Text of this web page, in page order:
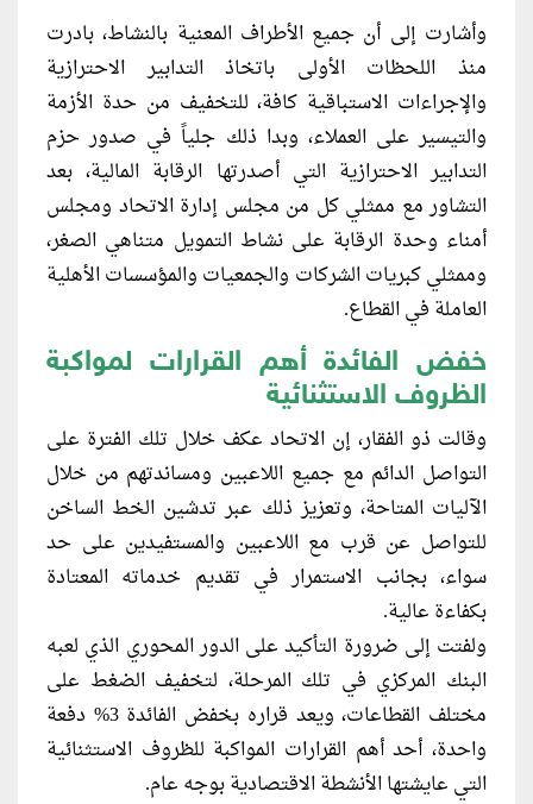
وأشارت إلى أن جميع الأطراف المعنية بالنشاط، بادرت
منذ اللحظات الأولى باتخاذ التدابير الاحترازية
والإجراءات الاستباقية كافة، للتخفيف من حدة الأزمة
والتيسير على العملاء، وبدا ذلك جلياً في صدور حزم
التدابير الاحترازية التي أصدرتها الرقابة المالية، بعد
التشاور مع ممثلي كل من مجلس إدارة الاتحاد ومجلس
أمناء وحدة الرقابة على نشاط التمويل متناهي الصغر،
وممثلي كبريات الشركات والجمعيات والمؤسسات الأهلية
العاملة في القطاع.
خفض الفائدة أهم القرارات لمواكبة
الظروف الاستثنائية
وقالت ذو الفقار، إن الاتحاد عكف خلال تلك الفترة على
التواصل الدائم مع جميع اللاعبين ومساندتهم من خلال
الآليات المتاحة، وتعزيز ذلك عبر تدشين الخط الساخن
للتواصل عن قرب مع اللاعبين والمستفيدين على حد
سواء، بجانب الاستمرار في تقديم خدماته المعتادة
بكفاءة عالية.
ولفتت إلى ضرورة التأكيد على الدور المحوري الذي لعبه
البنك المركزي في تلك المرحلة، لتخفيف الضغط على
مختلف القطاعات، ويعد قراره بخفض الفائدة 3% دفعة
واحدة، أحد أهم القرارات المواكبة للظروف الاستثنائية
التي عايشتها الأنشطة الاقتصادية بوجه عام.